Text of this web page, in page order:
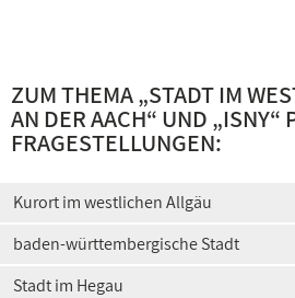
ZUM THEMA „STADT IM
AN DER AACH“ UND „ISNY“
FRAGESTELLUNGEN:
Kurort im westlichen Allgäu
baden-württembergische Stadt
Stadt im Hegau